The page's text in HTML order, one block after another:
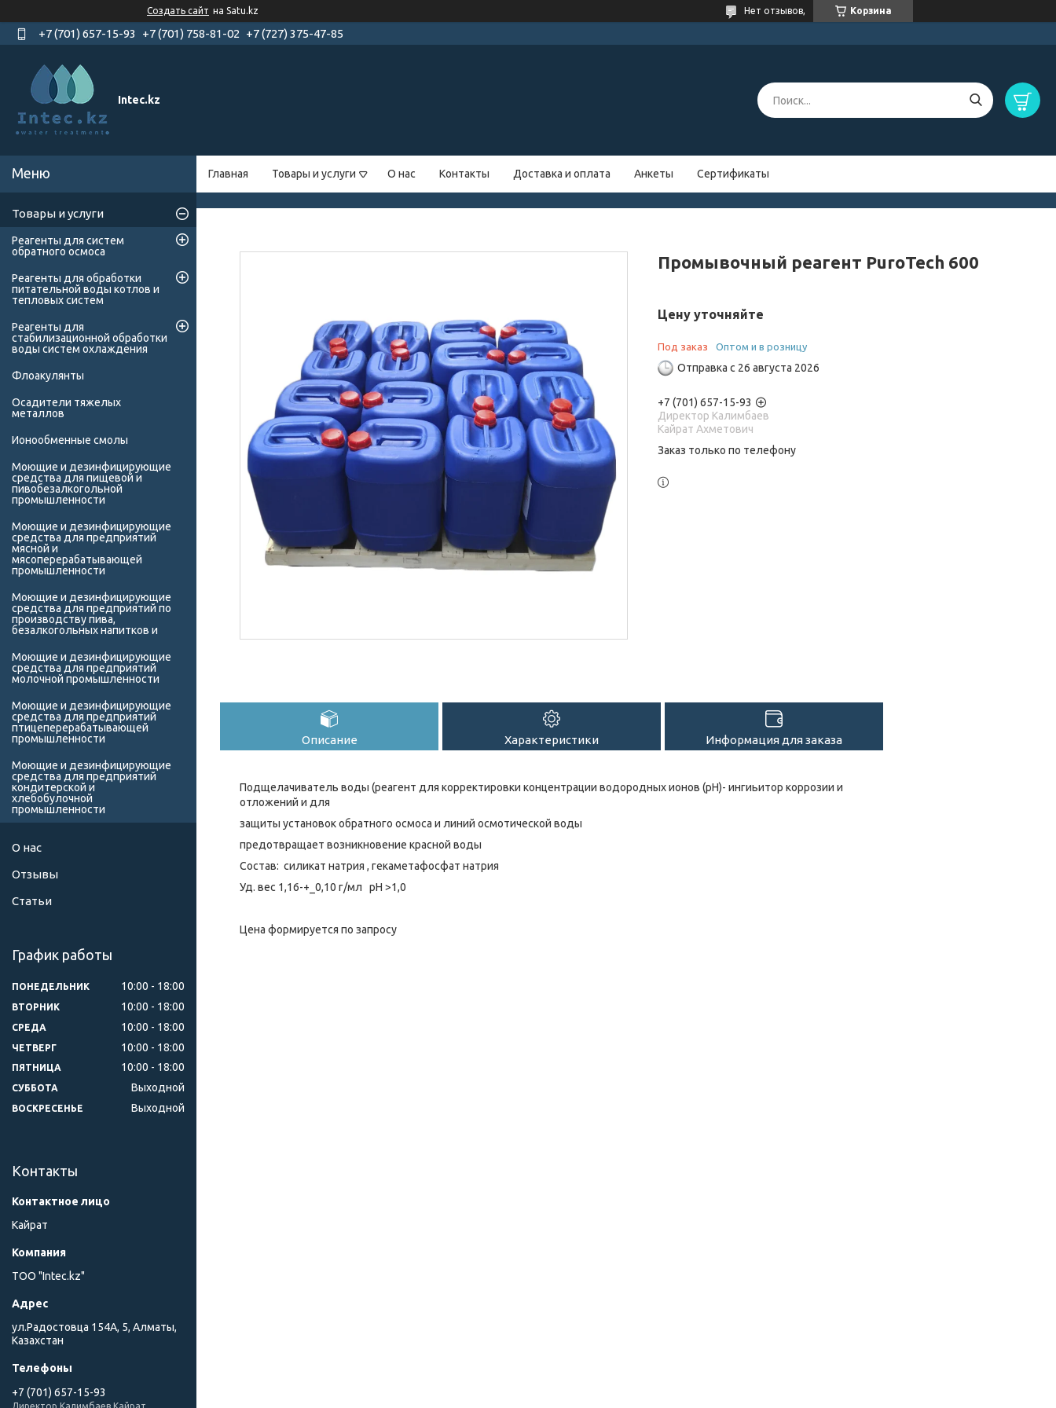
Создать сайт на Satu.kz Корзина
Нет отзывов,
+7 (701) 657-15-93 +7 (701) 758-81-02 +7 (727) 375-47-85
Intec.kz
Главная Товары и услуги О нас Контакты Доставка и оплата Анкеты Сертификаты
Промывочный реагент PuroTech 600
Цену уточняйте
Под заказ Оптом и в розницу
Отправка с 26 августа 2026
+7 (701) 657-15-93
Директор Калимбаев
Кайрат Ахметович
Заказ только по телефону
Описание Характеристики Информация для заказа
Подщелачиватель воды (реагент для корректировки концентрации водородных ионов (рН)- ингиьитор коррозии и
отложений и для
защиты установок обратного осмоса и линий осмотической воды
предотвращает возникновение красной воды
Состав: силикат натрия , гекаметафосфат натрия
Уд. вес 1,16-+_0,10 г/мл рН >1,0
Цена формируется по запросу
Товары и услуги
Реагенты для систем
обратного осмоса
Реагенты для обработки
питательной воды котлов и
тепловых систем
Реагенты для
стабилизационной обработки
воды систем охлаждения
Флоакулянты
Осадители тяжелых
металлов
Ионообменные смолы
Моющие и дезинфицирующие
средства для пищевой и
пивобезалкогольной
промышленности
Моющие и дезинфицирующие
средства для предприятий
мясной и
мясоперерабатывающей
промышленности
Моющие и дезинфицирующие
средства для предприятий по
производству пива,
безалкогольных напитков и
Моющие и дезинфицирующие
средства для предприятий
молочной промышленности
Моющие и дезинфицирующие
средства для предприятий
птицеперерабатывающей
промышленности
Моющие и дезинфицирующие
средства для предприятий
кондитерской и
хлебобулочной
промышленности
О нас
Отзывы
Статьи
График работы
ПОНЕДЕЛЬНИК 10:00 18:00
ВТОРНИК 10:00 18:00
СРЕДА 10:00 18:00
ЧЕТВЕРГ 10:00 18:00
ПЯТНИЦА 10:00 18:00
СУББОТА Выходной
ВОСКРЕСЕНЬЕ Выходной
Контакты
Кайрат
ТОО "Intec.kz"
ул.Радостовца 154А, 5, Алматы,
Казахстан
+7 (701) 657-15-93